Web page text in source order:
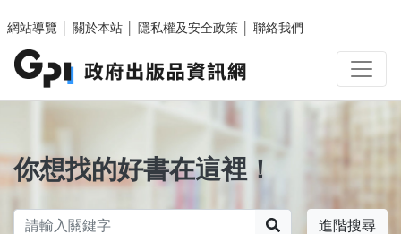
網站導覽
關於本站 隱私權及安全政策 聯絡我們
你想找的好書在這裡！
進階搜尋